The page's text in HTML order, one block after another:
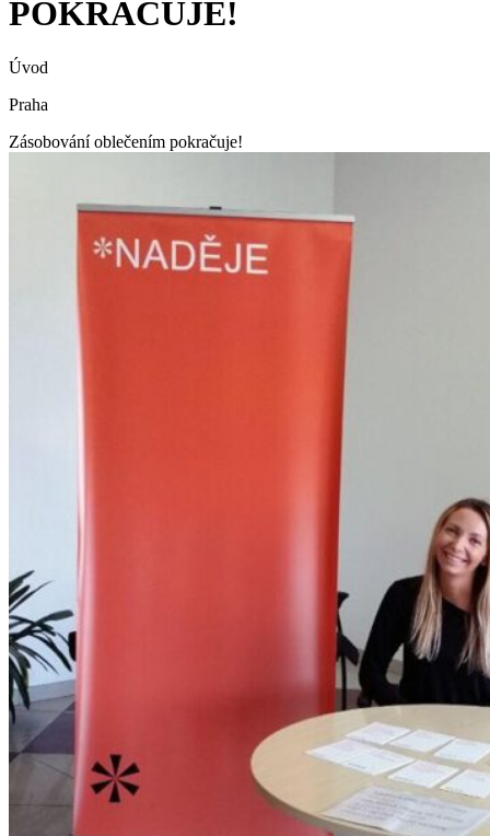
POKRAČUJE!
Úvod
Praha
Zásobování oblečením pokračuje!